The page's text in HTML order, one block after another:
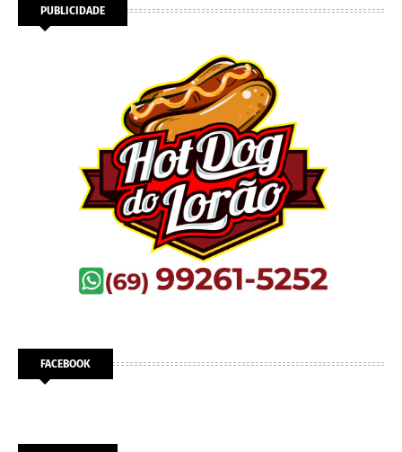
PUBLICIDADE
FACEBOOK